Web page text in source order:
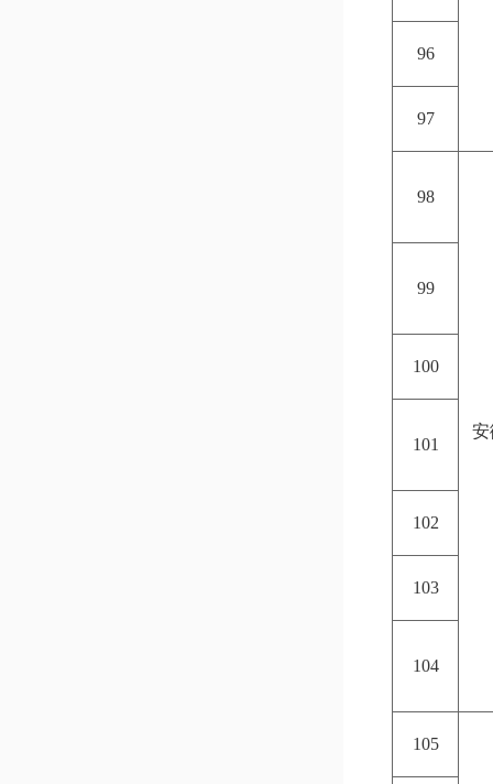
96
97
98
安
99
100
101
102
103
104
105